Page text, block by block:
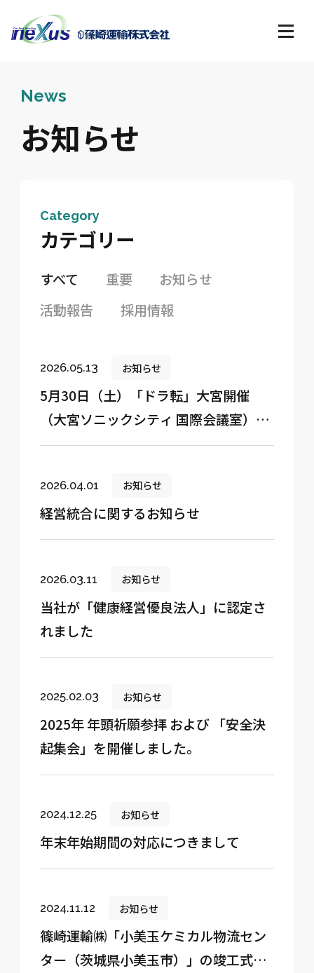
News
お知らせ
Category
カテゴリー
すべて 重要
お知らせ
活動報告
採用情報
2026.05.13 お知らせ
5月30日（土）「ドラ転」大宮開催
（大宮ソニックシティ 国際会議室）
ドライバー採用ブースを出展いたしま
2026.04.01 お知らせ
経営統合に関するお知らせ
2026.03.11 お知らせ
当社が「健康経営優良法人」に認定さ
れました
2025.02.03 お知らせ
2025年 年頭祈願参拝 および 「安全決
起集会」を開催しました。
2024.12.25 お知らせ
年末年始期間の対応につきまして
2024.11.12 お知らせ
篠崎運輸㈱「小美玉ケミカル物流セン
ター（茨城県小美玉市）」の竣工式を